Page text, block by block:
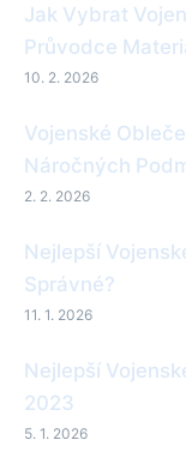
Jak Vybrat
Průvodce
10. 2. 2026
Vojenské
Náročných
2. 2. 2026
Nejlepší
Správné?
11. 1. 2026
Nejlepší
2023
5. 1. 2026